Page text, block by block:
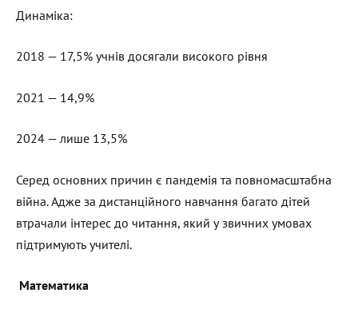
Динаміка:
2018 — 17,5% учнів досягали високого рівня
2021 — 14,9%
2024 — лише 13,5%
Серед основних причин є пандемія та повномасштабна
війна. Адже за дистанційного навчання багато дітей
втрачали інтерес до читання, який у звичних умовах
підтримують учителі.
Математика